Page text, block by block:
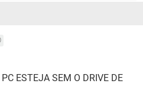
ESTEJA SEM O DRIVE DE